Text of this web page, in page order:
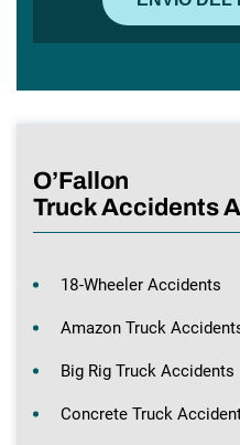
O’Fallon
Truck Accidents
18-Wheeler Accidents
Amazon Truck
Big Rig Truck Accidents
Concrete Truck